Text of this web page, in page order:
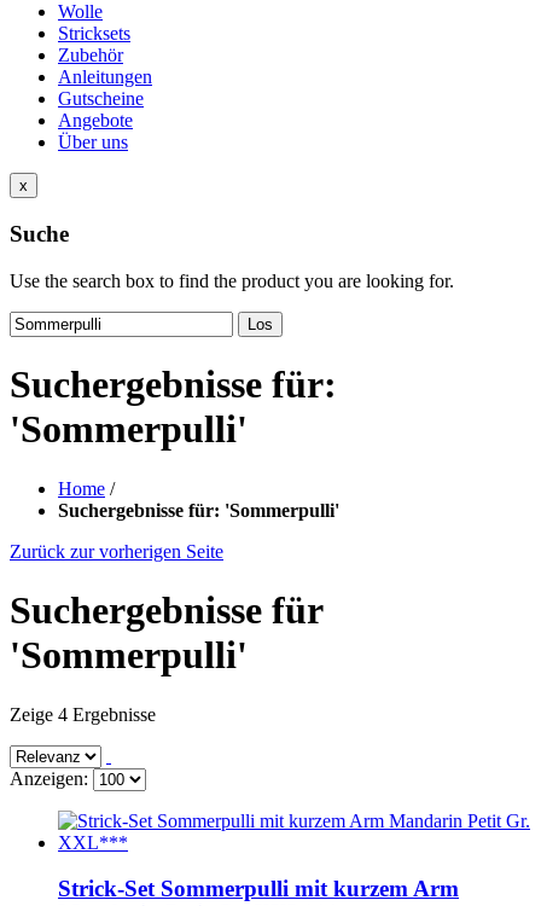
Wolle
Stricksets
Zubehör
Anleitungen
Gutscheine
Angebote
Über uns
x
Suche
Use the search box to find the product you are looking for.
Los
Suchergebnisse für:
'Sommerpulli'
Home /
Suchergebnisse für: 'Sommerpulli'
Zurück zur vorherigen Seite
Suchergebnisse für
'Sommerpulli'
Zeige 4 Ergebnisse
Anzeigen:
Strick-Set Sommerpulli mit kurzem Arm